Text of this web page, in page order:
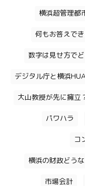
横浜超管理都
何もお答えで
数字は見せ方で
デジタル庁と横浜
大山教授が先に擁立
パワハラ
コ
横浜の財政どう
市場会計